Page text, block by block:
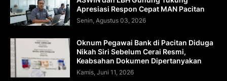
Apresiasi Respon Cepat MAN Pacitan
Senin, Agustus 03, 2026
Oknum Pegawai Bank di Pacitan Diduga
Nikah Siri Sebelum Cerai Resmi,
Keabsahan Dokumen Dipertanyakan
Kamis, Juni 11, 2026